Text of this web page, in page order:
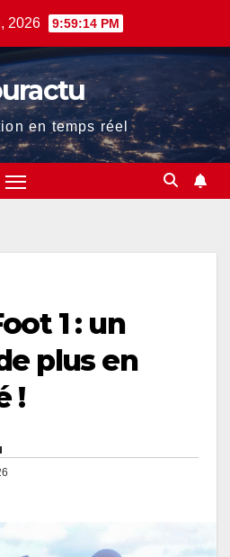
2026 9:59:15 PM
en temps réel
1 : un
plus en
!